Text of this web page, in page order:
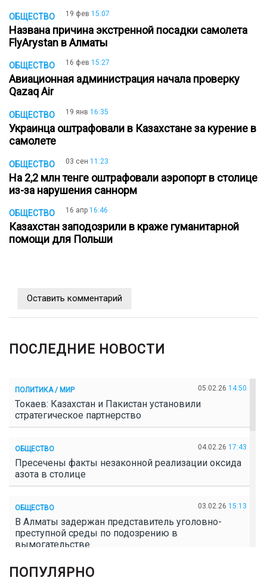
ОБЩЕСТВО 19 фев 15:07
Названа причина экстренной посадки самолета
FlyArystan в Алматы
ОБЩЕСТВО 16 фев 15:27
Авиационная администрация начала проверку
Qazaq Air
ОБЩЕСТВО 19 янв 16:35
Украинца оштрафовали в Казахстане за курение в
самолете
ОБЩЕСТВО 03 сен 11:23
На 2,2 млн тенге оштрафовали аэропорт в столице
из-за нарушения саннорм
ОБЩЕСТВО 16 апр 16:46
Казахстан заподозрили в краже гуманитарной
помощи для Польши
Оставить комментарий
ПОСЛЕДНИЕ НОВОСТИ
ПОЛИТИКА / МИР 05.02.26 14:50
Токаев: Казахстан и Пакистан установили
стратегическое партнерство
ОБЩЕСТВО 04.02.26 17:43
Пресечены факты незаконной реализации оксида
азота в столице
ОБЩЕСТВО 03.02.26 15:13
В Алматы задержан представитель уголовно-
преступной среды по подозрению в
вымогательстве
ОБЩЕСТВО
ПОПУЛЯРНО